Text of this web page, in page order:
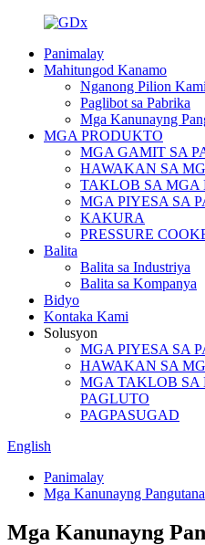
Panimalay
Mahitungod Kanamo
Nganong Pilion Kami
Paglibot sa Pabrika
Mga Kanunayng
MGA PRODUKTO
MGA GAMIT SA
HAWAKAN SA
TAKLOB SA MGA
MGA PIYESA SA
KAKURA
PRESSURE
Balita
Balita sa Industriya
Balita sa Kompanya
Bidyo
Kontaka Kami
Solusyon
MGA PIYESA SA
HAWAKAN SA
MGA TAKLOB SA
PAGLUTO
PAGPASUGAD
English
Panimalay
Mga Kanunayng
Mga Kanunayng